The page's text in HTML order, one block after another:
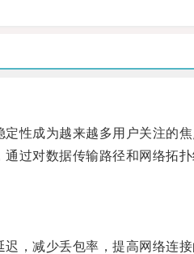
性成为越来越多用户关注的焦
对数据传输路径和网络拓
减少丢包率，提高网络连接